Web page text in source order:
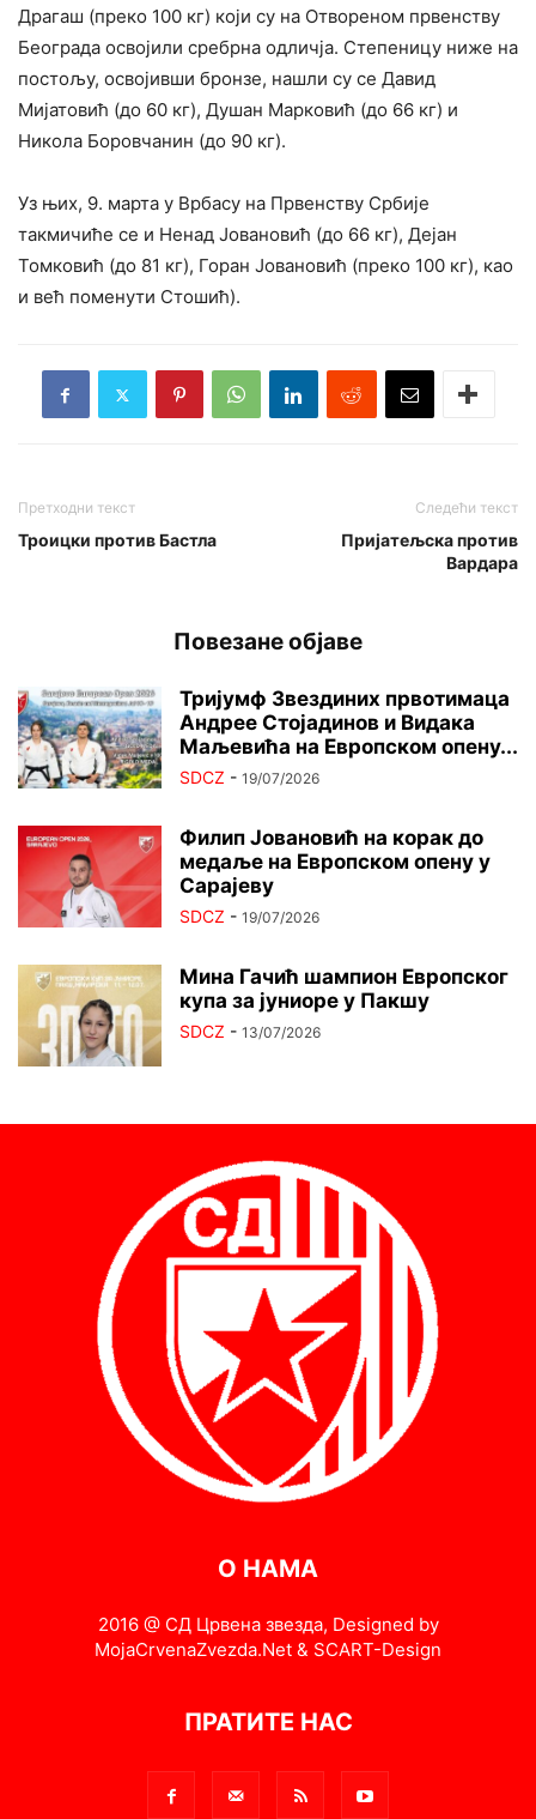
Драгаш (преко 100 кг) који су на Отвореном првенству
Београда освојили сребрна одличја. Степеницу ниже на
постољу, освојивши бронзе, нашли су се Давид
Мијатовић (до 60 кг), Душан Марковић (до 66 кг) и
Никола Боровчанин (до 90 кг).
Уз њих, 9. марта у Врбасу на Првенству Србије
такмичиће се и Ненад Јовановић (до 66 кг), Дејан
Томковић (до 81 кг), Горан Јовановић (преко 100 кг), као
и већ поменути Стошић).
Претходни текст
Троицки против Бастла
Следећи текст
Пријатељска против
Вардара
Повезане објаве
Тријумф Звездиних првотимаца
Андрее Стојадинов и Видака
Маљевића на Европском опену...
SDCZ - 19/07/2026
Филип Јовановић на корак до
медаље на Европском опену у
Сарајеву
SDCZ - 19/07/2026
Мина Гачић шампион Европског
купа за јуниоре у Пакшу
SDCZ - 13/07/2026
О НАМА
2016 @ СД Црвена звезда, Designed by
MojaCrvenaZvezda.Net & SCART-Design
ПРАТИТЕ НАС